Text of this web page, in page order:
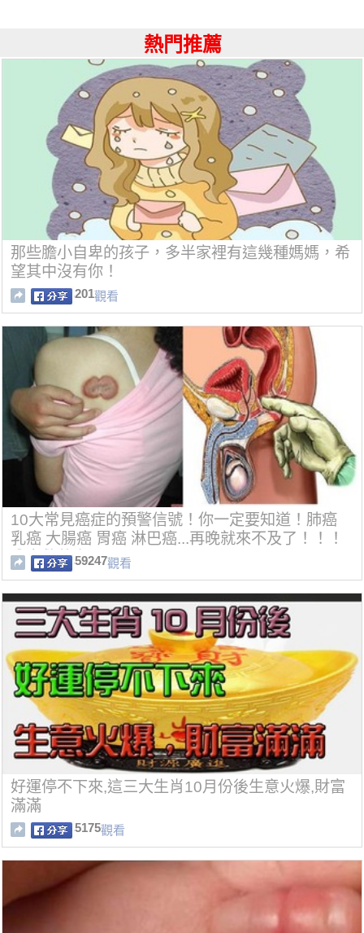
熱門推薦
那些膽小自卑的孩子，多半家裡有這幾種媽媽，希
望其中沒有你！
201觀看
10大常見癌症的預警信號！你一定要知道！肺癌
乳癌 大腸癌 胃癌 淋巴癌...再晚就來不及了！！！
分享救萬人！！！
59247觀看
好運停不下來,這三大生肖10月份後生意火爆,財富
滿滿
5175觀看